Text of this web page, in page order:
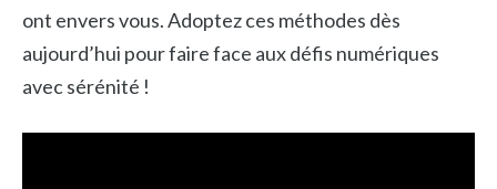
ont envers vous. Adoptez ces méthodes dès
aujourd’hui pour faire face aux défis numériques
avec sérénité !